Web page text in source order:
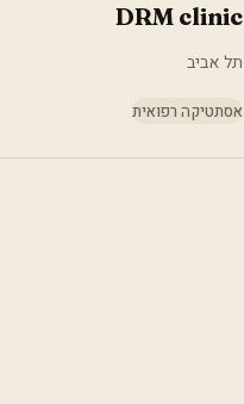
DRM clinic
תל אביב
אסתטיקה רפואית